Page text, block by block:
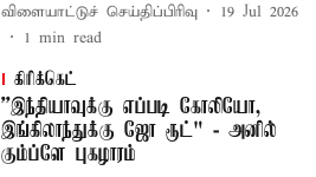
விளையாட்டுச் செய்திப்பிரிவு
19 Jul 2026
1 min read
கிரிக்கெட்
’’இந்தியாவுக்கு எப்படி கோலியோ,
இங்கிலாந்துக்கு ஜோ ரூட்" - அனில்
கும்ப்ளே புகழாரம்